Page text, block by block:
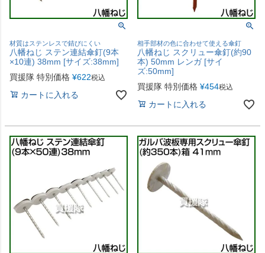
材質はステンレスで錆びにくい
八幡ねじ ステン連結傘釘(9本
×10連) 38mm [サイズ:38mm]
買援隊 特別価格 ¥622税込
カートに入れる
相手部材の色に合わせて使える傘釘
八幡ねじ スクリュー傘釘(約90
本) 50mm レンガ [サイ
ズ:50mm]
買援隊 特別価格 ¥454税込
カートに入れる